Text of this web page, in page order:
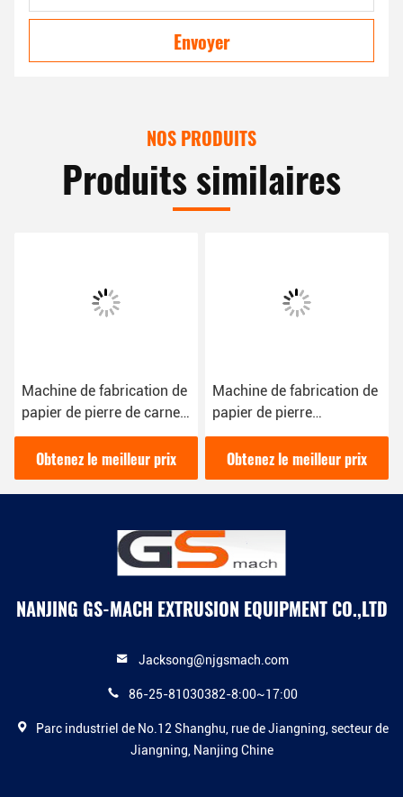
Envoyer
NOS PRODUITS
Produits similaires
Machine de fabrication de
papier de pierre de carnet
avec la
technologie/malaxeur
d'impression
Obtenez le meilleur prix
Machine de fabrication de
papier de pierre
d'impression de la CE
ISO9001 A4 avec du
PE/CaCO3 800-1000kg/H
Obtenez le meilleur prix
NANJING GS-MACH EXTRUSION EQUIPMENT CO.,LTD
Jacksong@njgsmach.com
86-25-81030382-8:00~17:00
Parc industriel de No.12 Shanghu, rue de Jiangning, secteur de
Jiangning, Nanjing Chine